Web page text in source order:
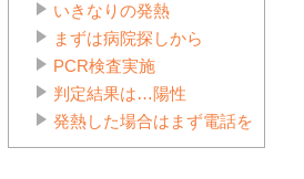
いきなりの発熱
まずは病院探しから
PCR検査実施
判定結果は…陽性
発熱した場合はまず電話を